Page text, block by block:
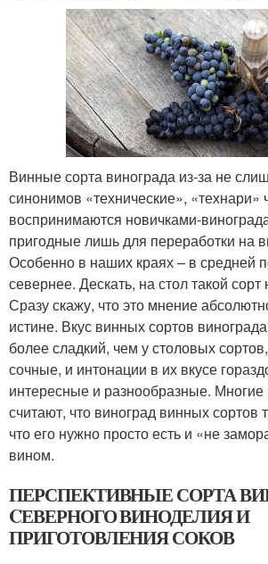
Винные сорта винограда из-за не
синонимов «технические», «технари»
воспринимаются новичками-
пригодные лишь для переработки на
Особенно в наших краях – в средней
севернее. Дескать, на стол такой
Сразу скажу, что это мнение
истине. Вкус винных сортов
более сладкий, чем у столовых
сочные, и интонации в их вкусе
интересные и разнообразные.
считают, что виноград винных сортов
что его нужно просто есть и «не
вином.
ПЕРСПЕКТИВНЫЕ СОРТА
CЕВЕРНОГО ВИНОДЕЛИЯ И
ПРИГОТОВЛЕНИЯ СОКОВ